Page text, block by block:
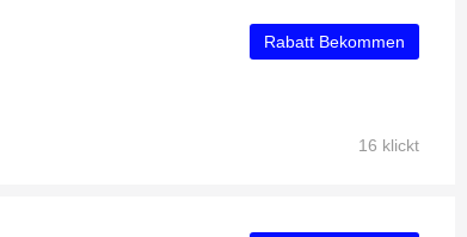
Rabatt Bekommen
16 klickt